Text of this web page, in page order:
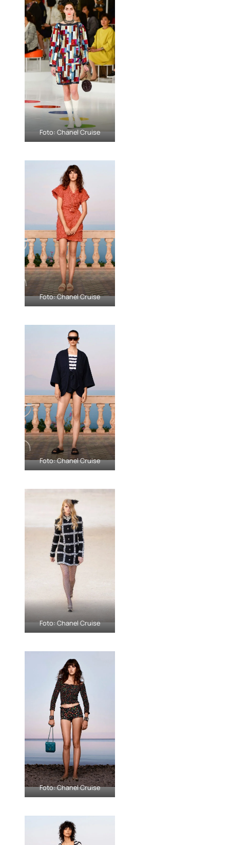
Foto: Chanel Cruise
Foto: Chanel Cruise
Foto: Chanel Cruise
Foto: Chanel Cruise
Foto: Chanel Cruise
Foto: Chanel Cruise